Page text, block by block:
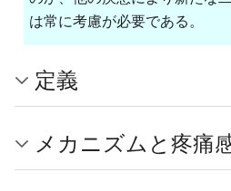
は常に考慮が必要である。
定義
メカニズムと疼痛